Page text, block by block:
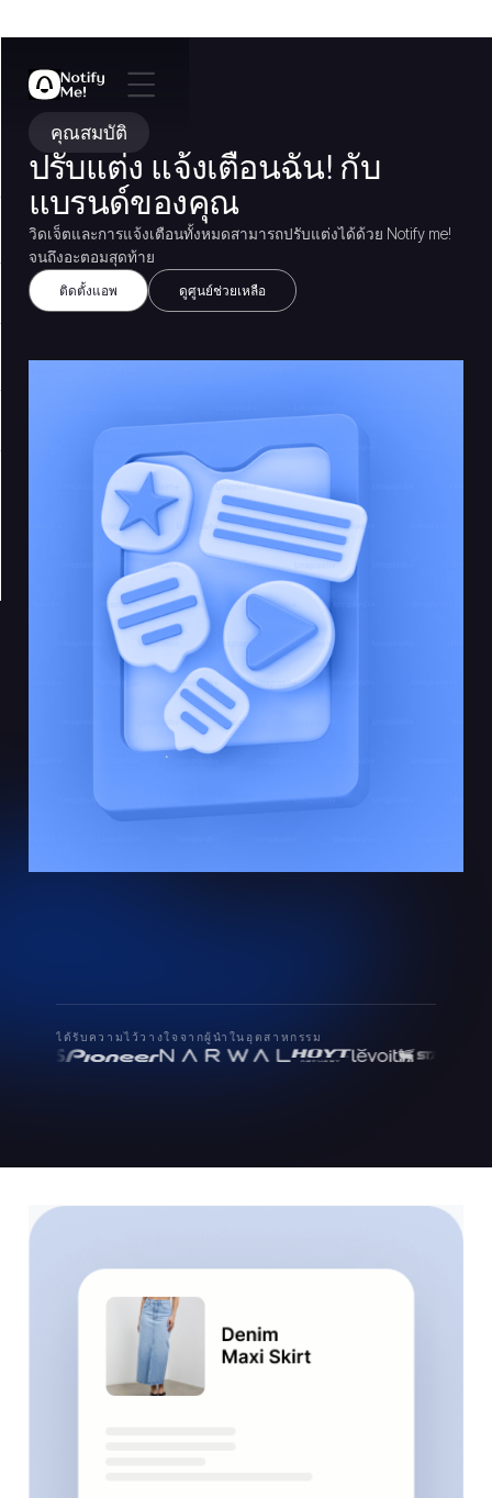
คุณสมบัติ
ปรับแต่ง แจ้งเตือนฉัน! กับ
แบรนด์ของคุณ
วิดเจ็ตและการแจ้งเตือนทั้งหมดสามารถปรับแต่งได้ด้วย Notify me!
จนถึงอะตอมสุดท้าย
ติดตั้งแอพ ดูศูนย์ช่วยเหลือ
ได้รับความไว้วางใจจากผู้นำในอุตสาหกรรม